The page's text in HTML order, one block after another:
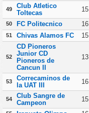
49
Club Atletico
Toltecas
15
50 FC Politecnico 16
51 Chivas Alamos FC 15
52
CD Pioneros
Junior CD
Pioneros de
Cancun II
13
53
Correcaminos de
la UAT III
16
54
Club Sangre de
Campeon
15